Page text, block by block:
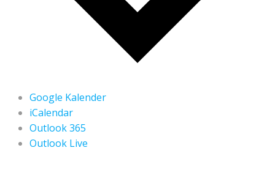
Google Kalender
iCalendar
Outlook 365
Outlook Live